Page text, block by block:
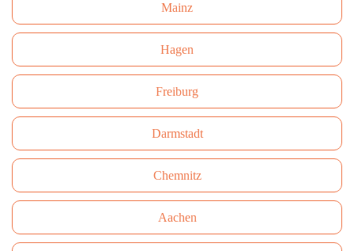
Mainz
Hagen
Freiburg
Darmstadt
Сhemnitz
Aachen